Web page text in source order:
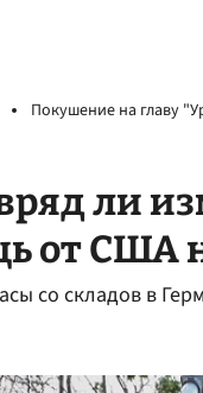
Покушение на главу
ли
от США
со складов в